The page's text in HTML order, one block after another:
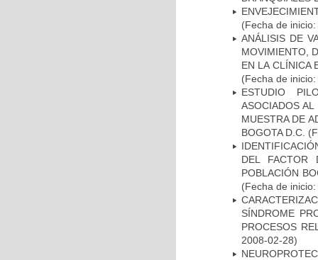
(Fecha de
ANÁLISIS DE
MOVIMIENTO,
EN LA CLÍNICA
(Fecha de
ESTUDIO
ASOCIADOS
MUESTRA DE
BOGOTA D.C.
DEL FACTOR
POBLACIÓN
(Fecha de
SÍNDROME
PROCESOS
2008-02-28)